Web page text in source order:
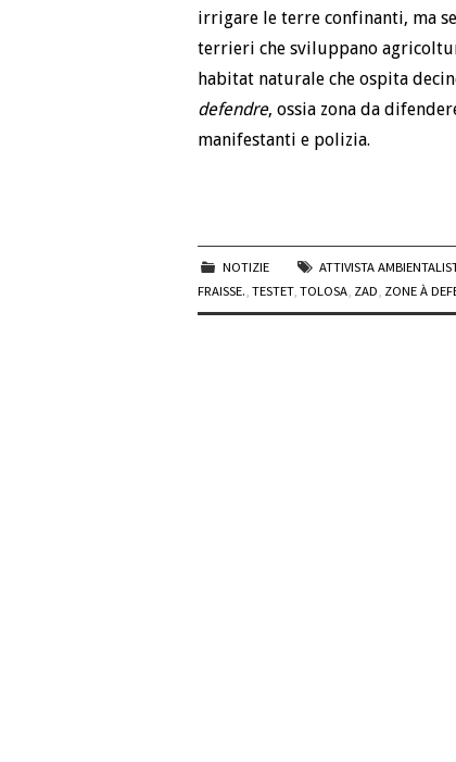
irrigare le terre confinanti, ma
terrieri che sviluppano
habitat naturale che ospita
defendre, ossia zona da
manifestanti e polizia.
NOTIZIE ATTIVISTA
FRAISSE., TESTET, TOLOSA, ZAD, ZONE À